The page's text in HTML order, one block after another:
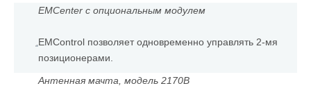
EMCenter с опциональным модулем
EMControl позволяет одновременно управлять 2-мя
позиционерами.
Антенная мачта, модель 2170B